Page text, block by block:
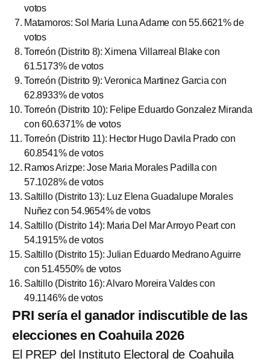
votos
Matamoros: Sol Maria Luna Adame con 55.6621% de
votos
Torreón (Distrito 8): Ximena Villarreal Blake con
61.5173% de votos
Torreón (Distrito 9): Veronica Martinez Garcia con
62.8933% de votos
Torreón (Distrito 10): Felipe Eduardo Gonzalez Miranda
con 60.6371% de votos
Torreón (Distrito 11): Hector Hugo Davila Prado con
60.8541% de votos
Ramos Arizpe: Jose Maria Morales Padilla con
57.1028% de votos
Saltillo (Distrito 13): Luz Elena Guadalupe Morales
Nuñez con 54.9654% de votos
Saltillo (Distrito 14): Maria Del Mar Arroyo Peart con
54.1915% de votos
Saltillo (Distrito 15): Julian Eduardo Medrano Aguirre
con 51.4550% de votos
Saltillo (Distrito 16): Alvaro Moreira Valdes con
49.1146% de votos
PRI sería el ganador indiscutible de las
elecciones en Coahuila 2026
El PREP del Instituto Electoral de Coahuila